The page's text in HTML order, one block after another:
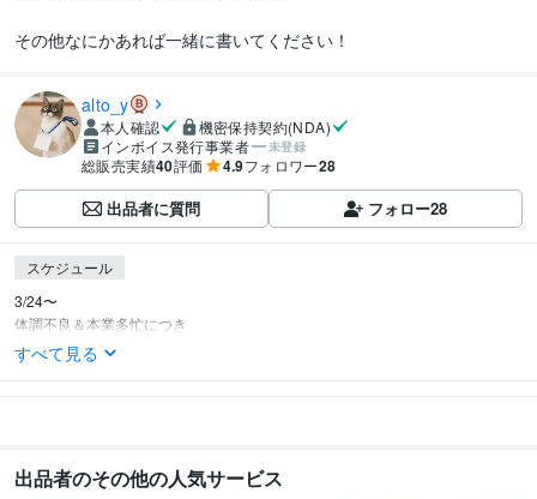
その他なにかあれば一緒に書いてください！
alto_y
本人確認
機密保持契約(NDA)
インボイス発行事業者
未登録
総販売実績40評価 4.9フォロワー28
出品者に質問 フォロー28
スケジュール
3/24〜
体調不良＆本業多忙につき
すべて見る
出品者のその他の人気サービス